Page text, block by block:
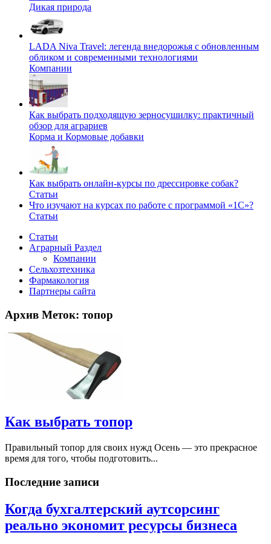
Дикая природа
LADA Niva Travel: легенда внедорожья с обновленным
обликом и современными технологиями
Компании
Как выбрать подходящую зерносушилку: практичный
обзор для аграриев
Корма и Кормовые добавки
Как выбрать онлайн-курсы по дрессировке собак?
Статьи
Что изучают на курсах по работе с программой «1С»?
Статьи
Статьи
Аграрный Раздел
Компании
Сельхозтехника
Фармакология
Партнеры сайта
Архив Меток: топор
Как выбрать топор
Правильный топор для своих нужд Осень — это прекрасное
время для того, чтобы подготовить...
Последние записи
Когда бухгалтерский аутсорсинг
реально экономит ресурсы бизнеса